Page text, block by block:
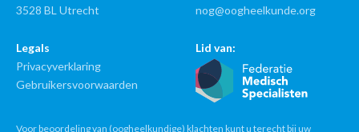
3528 BL Utrecht
nog@oogheelkunde.org
Legals
Privacyverklaring
Gebruikersvoorwaarden
Lid van:
Voor beoordeling van (oogheelkundige) klachten kunt u terecht bij uw